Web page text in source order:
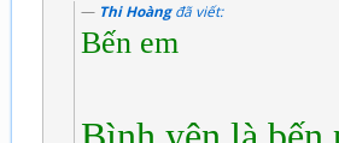
Thi Hoàngđã viết:
Bến em